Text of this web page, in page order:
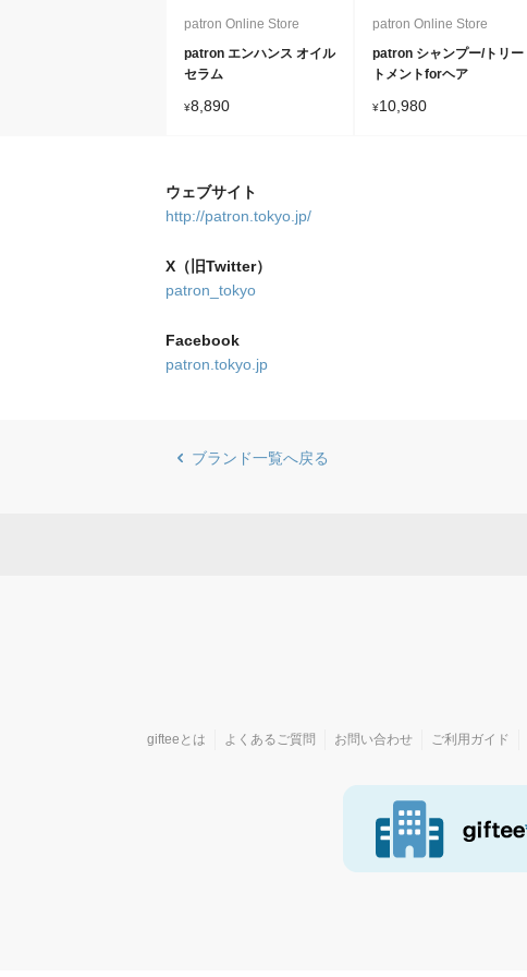
patron Online Store
patron エンハンス オイル
セラム
¥8,890
patron Online Store
patron シャンプー/トリー
トメントforヘア
¥10,980
ウェブサイト
http://patron.tokyo.jp/
X（旧Twitter）
patron_tokyo
Facebook
patron.tokyo.jp
ブランド一覧へ戻る
gifteeとは よくあるご質問 お問い合わせ ご利用ガイド